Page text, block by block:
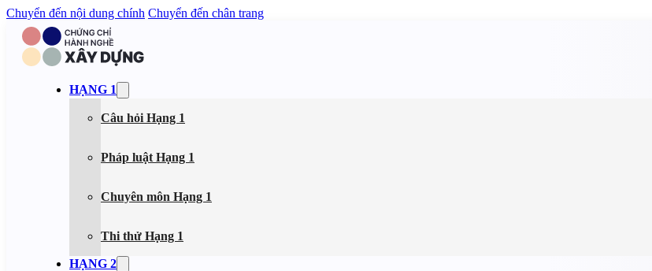
Chuyển đến nội dung chính Chuyển đến chân trang
HẠNG 1
Câu hỏi Hạng 1
Pháp luật Hạng 1
Chuyên môn Hạng 1
Thi thử Hạng 1
HẠNG 2